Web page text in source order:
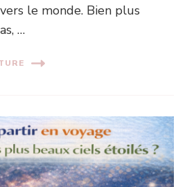
le monde. Bien plus
…